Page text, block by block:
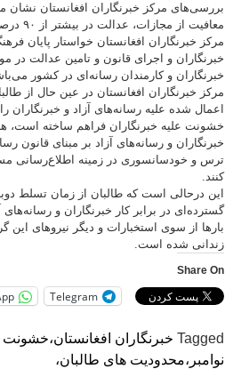
بررسی‌های مرکز خبرنگاران افغانستان نشان
معافیت از مجازات، عدالت در بیشتر از ۹۰ درصد این رویدادها اجرا نشده است.
مرکز خبرنگاران افغانستان خواستار پایان
خبرنگاران و اجرای قانون و تامین عدالت در
خبرنگاران و کارمندان رسانه‌ای در کشور
مرکز خبرنگاران افغانستان در عین حال از
اعمال شده علیه رسانه‌های آزاد و خبرنگاران را
خشونت علیه خبرنگاران فراهم ساخته است، هر
خبرنگاران و رسانه‌های آزاد بر مبنای قانون
ترس و خودسانسوری در زمینه اطلاع‌رسانی
کنند.
این درحالی است که طالبان از زمان تسلط
گسترده‌ای در برابر کار خبرنگاران و رسانه‌های
بارها از سوی استخبارات و دیگر نیروهای این
زندانی شده است.
Share On
Telegram
Tagged خبرنگاران افغانستان،خشونت
نوامبر، محدودیت های طالبان،